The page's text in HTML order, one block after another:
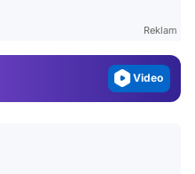
Reklam
Video